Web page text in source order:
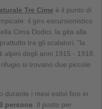
Tre Cime è il punto di
il giro escursionistico
Cima Dodici, la gita alla
tra gli scalatori: "la
degli anni 1915 - 1918.
si trovano due piccole
durante i mesi estivi fino in
persone . Il posto per